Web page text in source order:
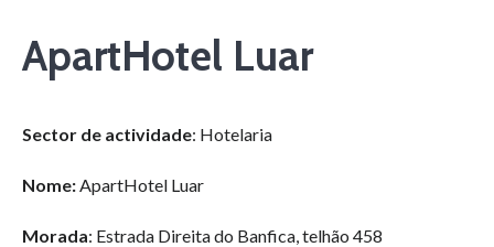
ApartHotel Luar
Sector de actividade: Hotelaria
Nome: ApartHotel Luar
Morada: Estrada Direita do Banfica, telhão 458